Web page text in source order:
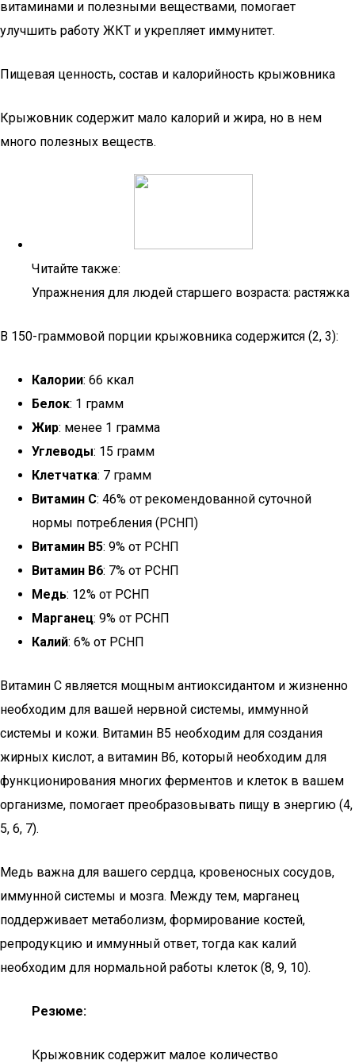
витаминами и полезными веществами, помогает
улучшить работу ЖКТ и укрепляет иммунитет.
Пищевая ценность, состав и калорийность крыжовника
Крыжовник содержит мало калорий и жира, но в нем
много полезных веществ.
Читайте также:
Упражнения для людей старшего возраста: растяжка
В 150-граммовой порции крыжовника содержится (2, 3):
Калории: 66 ккал
Белок: 1 грамм
Жир: менее 1 грамма
Углеводы: 15 грамм
Клетчатка: 7 грамм
Витамин C: 46% от рекомендованной суточной
нормы потребления (РСНП)
Витамин B5: 9% от РСНП
Витамин B6: 7% от РСНП
Медь: 12% от РСНП
Марганец: 9% от РСНП
Калий: 6% от РСНП
Витамин C является мощным антиоксидантом и жизненно
необходим для вашей нервной системы, иммунной
системы и кожи. Витамин B5 необходим для создания
жирных кислот, а витамин B6, который необходим для
функционирования многих ферментов и клеток в вашем
организме, помогает преобразовывать пищу в энергию (4,
5, 6, 7).
Медь важна для вашего сердца, кровеносных сосудов,
иммунной системы и мозга. Между тем, марганец
поддерживает метаболизм, формирование костей,
репродукцию и иммунный ответ, тогда как калий
необходим для нормальной работы клеток (8, 9, 10).
Резюме:
Крыжовник содержит малое количество